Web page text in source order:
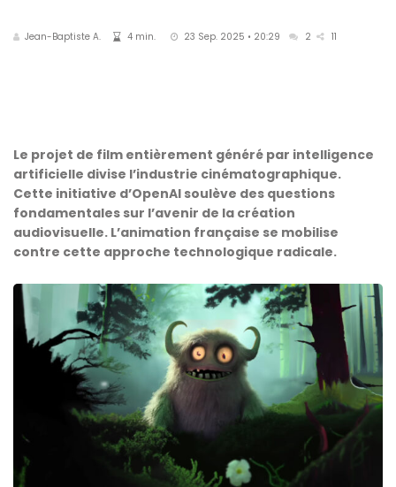
Jean-Baptiste A. 4 min. 23 Sep. 2025 • 20:29 2 11
Le projet de film entièrement généré par intelligence
artificielle divise l’industrie cinématographique.
Cette initiative d’OpenAI soulève des questions
fondamentales sur l’avenir de la création
audiovisuelle. L’animation française se mobilise
contre cette approche technologique radicale.